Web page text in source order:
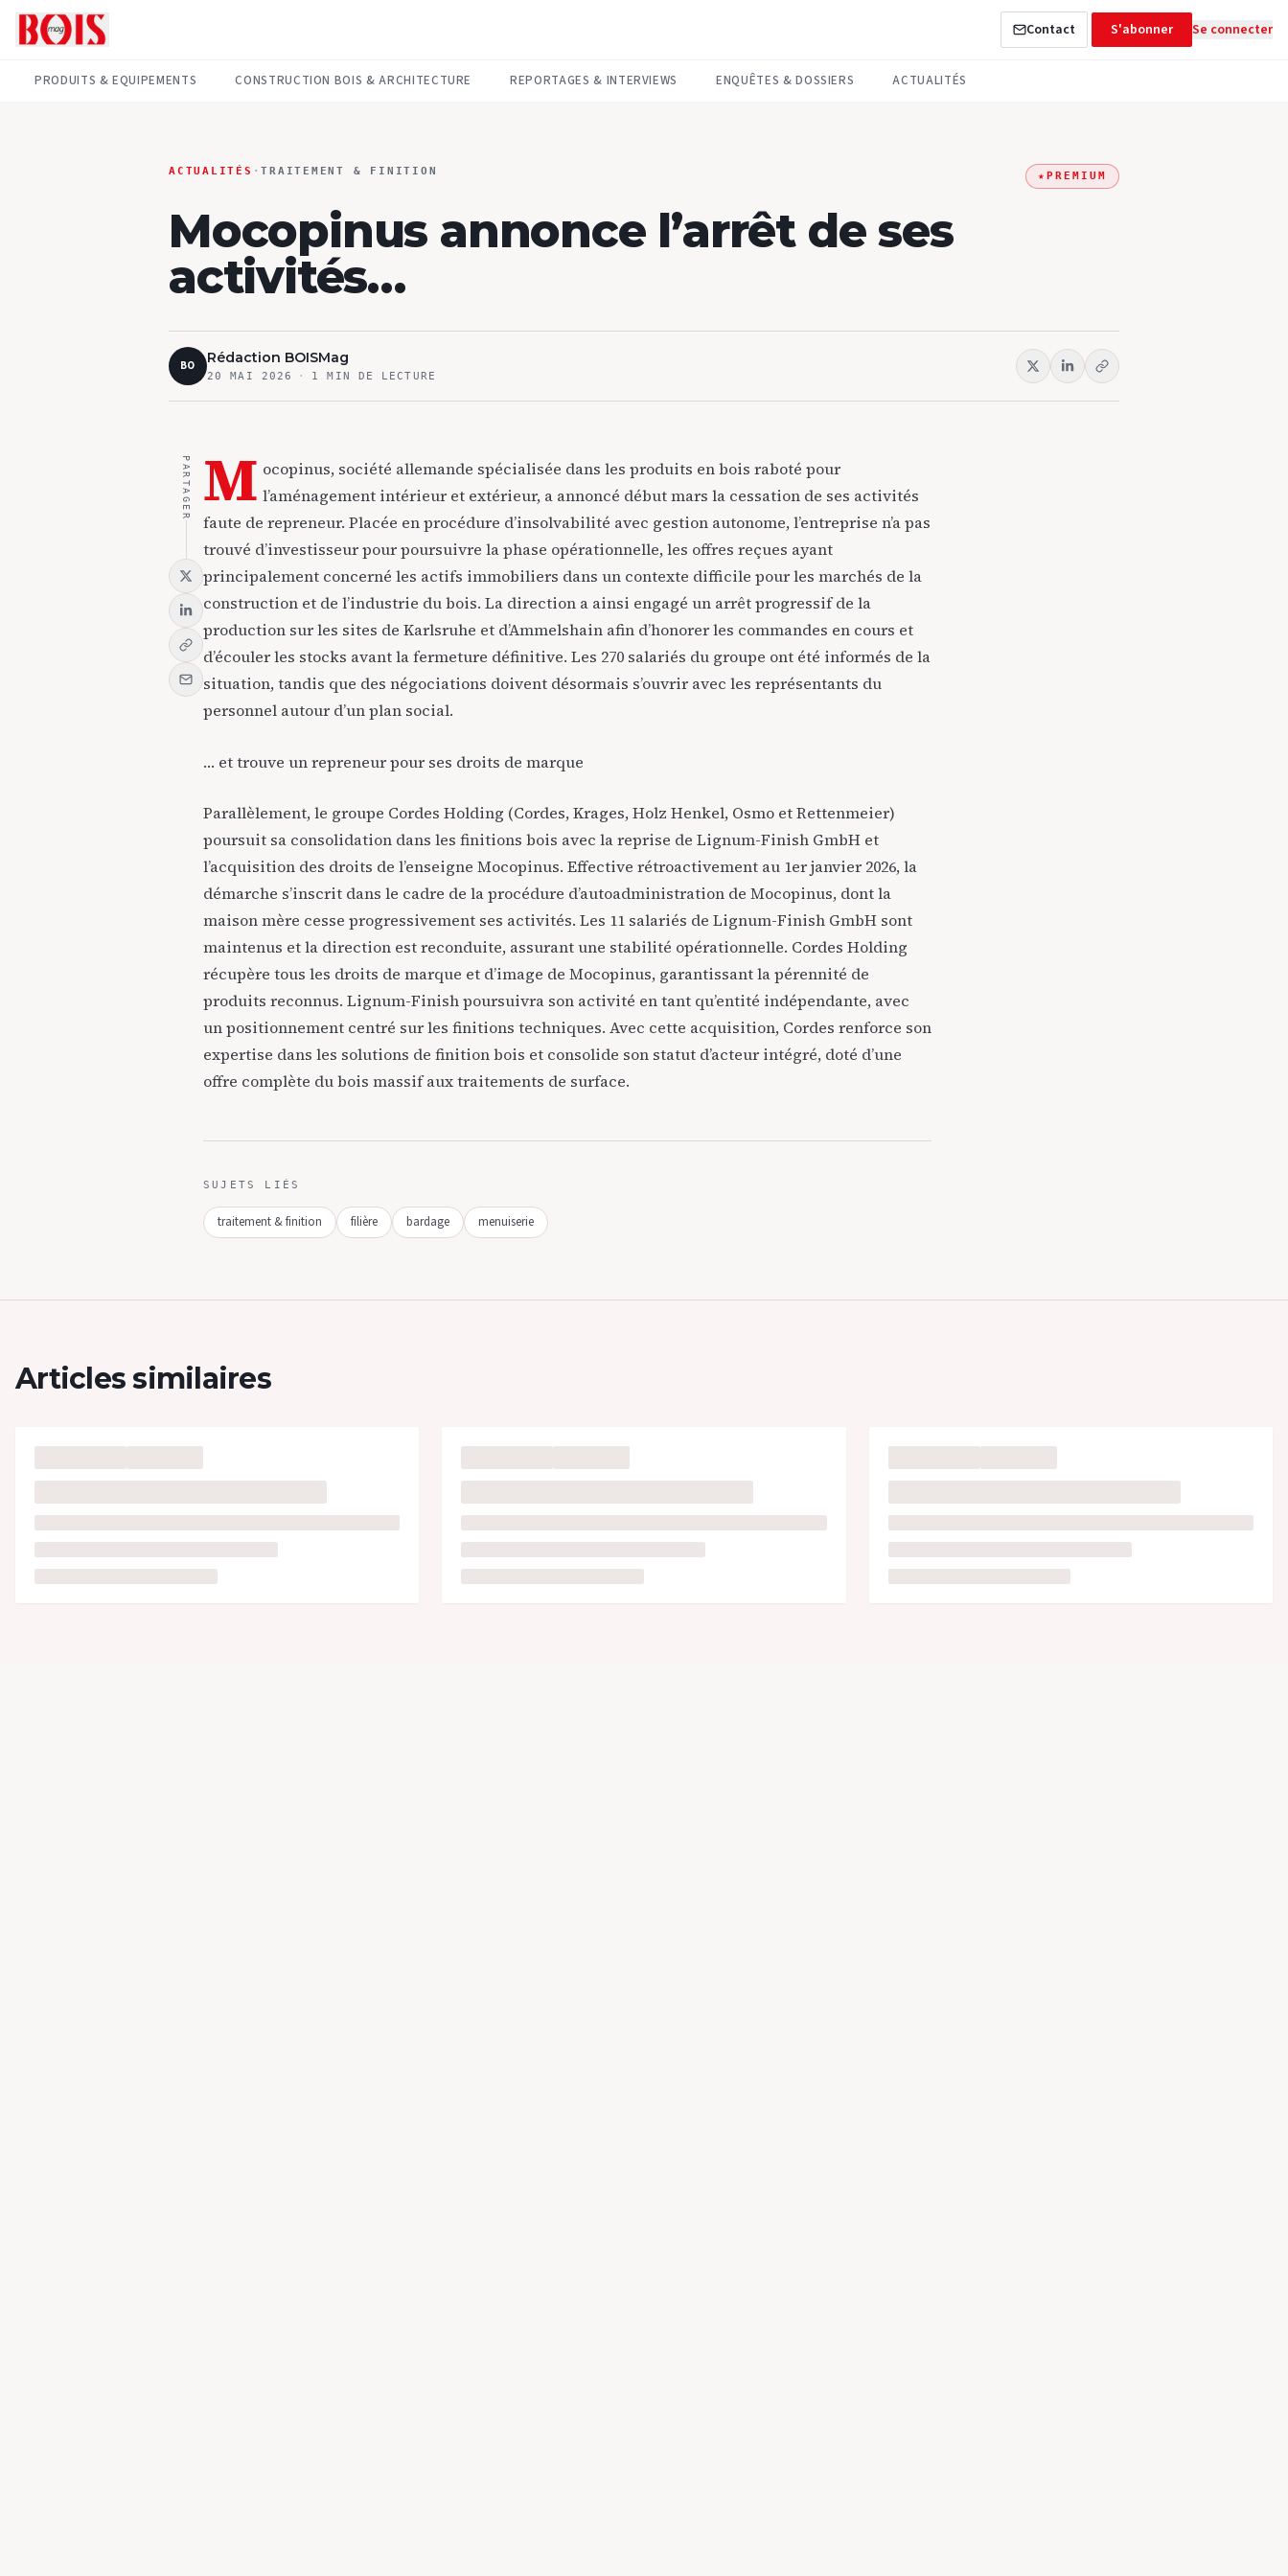
Contact S'abonner Se connecter
PRODUITS & EQUIPEMENTS CONSTRUCTION BOIS & ARCHITECTURE REPORTAGES & INTERVIEWS ENQUÊTES & DOSSIERS ACTUALITÉS
ACTUALITÉS ·TRAITEMENT & FINITION ★PREMIUM
Mocopinus annonce l’arrêt de ses
activités…
BO Rédaction BOISMag
20 MAI 2026 · 1 MIN DE LECTURE
PARTAGER M ocopinus, société allemande spécialisée dans les produits en bois raboté pour
l’aménagement intérieur et extérieur, a annoncé début mars la cessation de ses activités
faute de repreneur. Placée en procédure d’insolvabilité avec gestion autonome, l’entreprise n’a pas
trouvé d’investisseur pour poursuivre la phase opérationnelle, les offres reçues ayant
principalement concerné les actifs immobiliers dans un contexte difficile pour les marchés de la
construction et de l’industrie du bois. La direction a ainsi engagé un arrêt progressif de la
production sur les sites de Karlsruhe et d’Ammelshain afin d’honorer les commandes en cours et
d’écouler les stocks avant la fermeture définitive. Les 270 salariés du groupe ont été informés de la
situation, tandis que des négociations doivent désormais s’ouvrir avec les représentants du
personnel autour d’un plan social.
… et trouve un repreneur pour ses droits de marque
Parallèlement, le groupe Cordes Holding (Cordes, Krages, Holz Henkel, Osmo et Rettenmeier)
poursuit sa consolidation dans les finitions bois avec la reprise de Lignum-Finish GmbH et
l’acquisition des droits de l’enseigne Mocopinus. Effective rétroactivement au 1er janvier 2026, la
démarche s’inscrit dans le cadre de la procédure d’autoadministration de Mocopinus, dont la
maison mère cesse progressivement ses activités. Les 11 salariés de Lignum-Finish GmbH sont
maintenus et la direction est reconduite, assurant une stabilité opérationnelle. Cordes Holding
récupère tous les droits de marque et d’image de Mocopinus, garantissant la pérennité de
produits reconnus. Lignum-Finish poursuivra son activité en tant qu’entité indépendante, avec
un positionnement centré sur les finitions techniques. Avec cette acquisition, Cordes renforce son
expertise dans les solutions de finition bois et consolide son statut d’acteur intégré, doté d’une
offre complète du bois massif aux traitements de surface.
SUJETS LIÉS
traitement & finition filière bardage menuiserie
Articles similaires